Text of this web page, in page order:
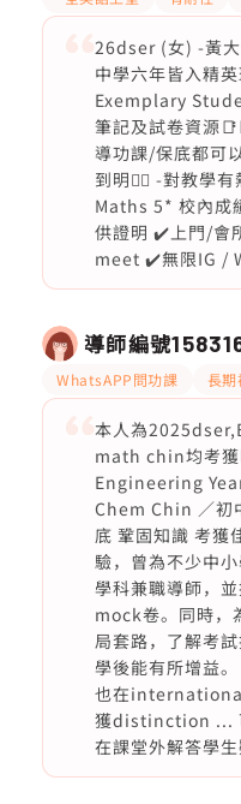
26dser (女) -黃
中學六年皆入精
Exemplary
筆記及試卷資源
導功課/保底都可
到明❤️‍🔥 -對教學
Maths 5* 校內成
供證明 ✔️上門/會
meet ✔️無限IG /
導師編號
WhatsAPP問功課 長期
本人為
math chin均考
Engineering
Chem Chin ／初
底 鞏固知識 考獲
驗，曾為不少中
學科兼職導師，
mock卷。同時，
局套路，了解考
學後能有所增益。
也在
獲distinction ...
在課堂外解答學生